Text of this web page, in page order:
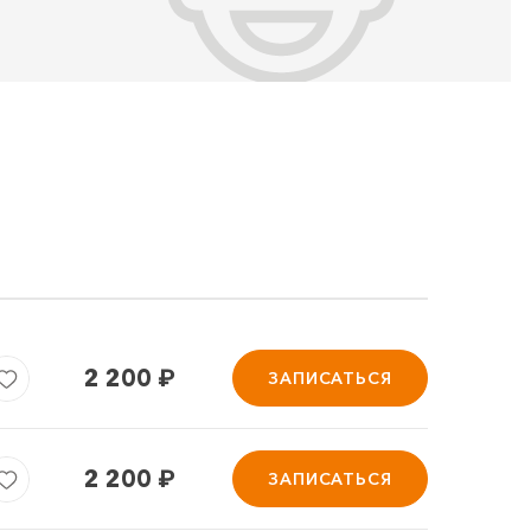
2 200 ₽ ЗАПИСАТЬСЯ
2 200 ₽ ЗАПИСАТЬСЯ